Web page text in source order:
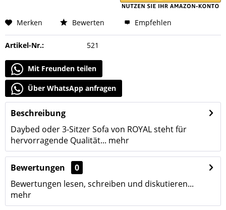
Merken Bewerten Empfehlen
Artikel-Nr.: 521
Mit Freunden teilen
Über WhatsApp anfragen
Beschreibung
Daybed oder 3-Sitzer Sofa von ROYAL steht für
hervorragende Qualität... mehr
Bewertungen
0
Bewertungen lesen, schreiben und diskutieren...
mehr